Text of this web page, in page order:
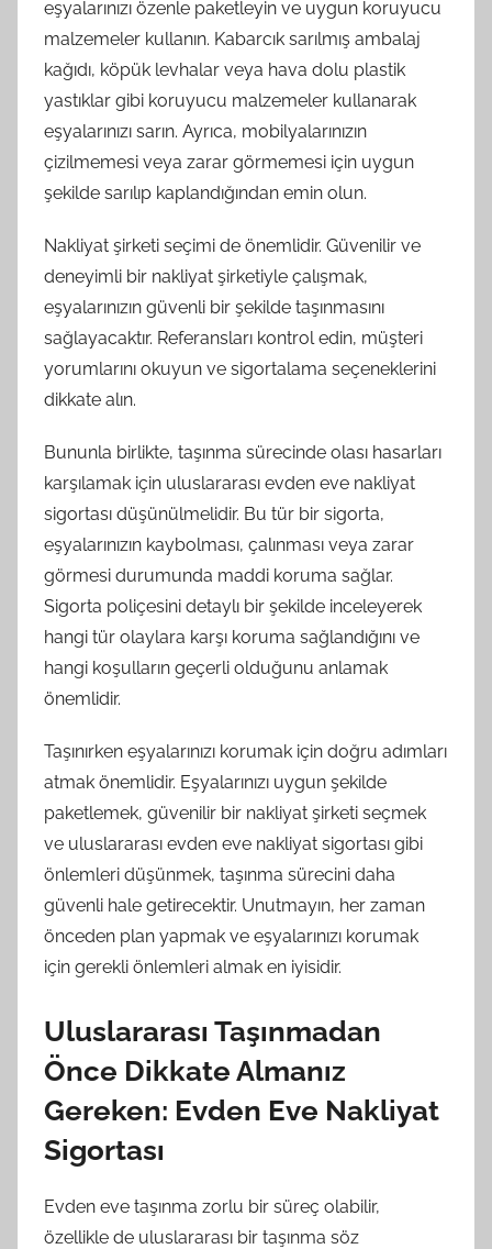
eşyalarınızı özenle paketleyin ve uygun koruyucu
malzemeler kullanın. Kabarcık sarılmış ambalaj
kağıdı, köpük levhalar veya hava dolu plastik
yastıklar gibi koruyucu malzemeler kullanarak
eşyalarınızı sarın. Ayrıca, mobilyalarınızın
çizilmemesi veya zarar görmemesi için uygun
şekilde sarılıp kaplandığından emin olun.
Nakliyat şirketi seçimi de önemlidir. Güvenilir ve
deneyimli bir nakliyat şirketiyle çalışmak,
eşyalarınızın güvenli bir şekilde taşınmasını
sağlayacaktır. Referansları kontrol edin, müşteri
yorumlarını okuyun ve sigortalama seçeneklerini
dikkate alın.
Bununla birlikte, taşınma sürecinde olası hasarları
karşılamak için uluslararası evden eve nakliyat
sigortası düşünülmelidir. Bu tür bir sigorta,
eşyalarınızın kaybolması, çalınması veya zarar
görmesi durumunda maddi koruma sağlar.
Sigorta poliçesini detaylı bir şekilde inceleyerek
hangi tür olaylara karşı koruma sağlandığını ve
hangi koşulların geçerli olduğunu anlamak
önemlidir.
Taşınırken eşyalarınızı korumak için doğru adımları
atmak önemlidir. Eşyalarınızı uygun şekilde
paketlemek, güvenilir bir nakliyat şirketi seçmek
ve uluslararası evden eve nakliyat sigortası gibi
önlemleri düşünmek, taşınma sürecini daha
güvenli hale getirecektir. Unutmayın, her zaman
önceden plan yapmak ve eşyalarınızı korumak
için gerekli önlemleri almak en iyisidir.
Uluslararası Taşınmadan
Önce Dikkate Almanız
Gereken: Evden Eve Nakliyat
Sigortası
Evden eve taşınma zorlu bir süreç olabilir,
özellikle de uluslararası bir taşınma söz